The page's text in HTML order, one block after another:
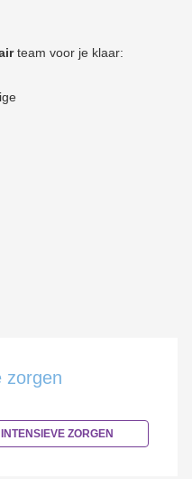
team voor je klaar:
zorgen
ZORGEN